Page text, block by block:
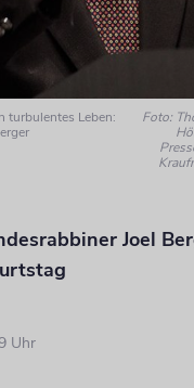
turbulentes Leben:
Foto:
Joel
Uhr